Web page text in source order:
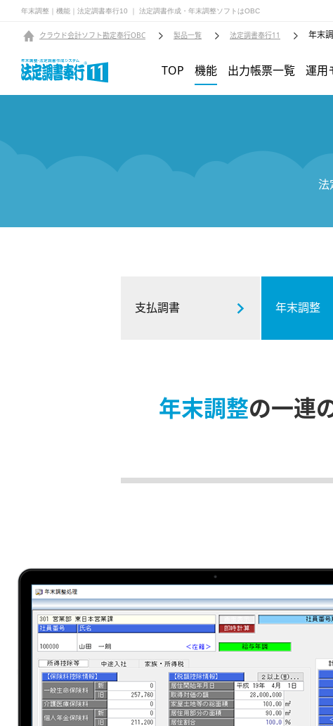
年末調整｜機能｜法定調書奉行10 ｜ 法定調書作成・年末調整ソフトはOBC
クラウド会計ソフト勘定奉行OBC 製品一覧 法定調書奉行11 年末
TOP 機能 出力帳票一覧 運用
法
支払調書 年末調整
年末調整の一連